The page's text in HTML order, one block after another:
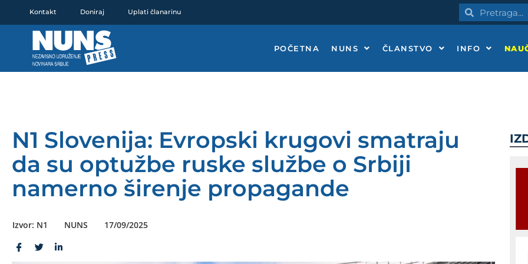
Kontakt Doniraj Uplati članarinu PretragaPretraga
POČETNA NUNS ČLANSTVO INFO
N1 Slovenija: Evropski krugovi smatraju
da su optužbe ruske službe o Srbiji
namerno širenje propagande
Izvor: N1 NUNS 17/09/2025